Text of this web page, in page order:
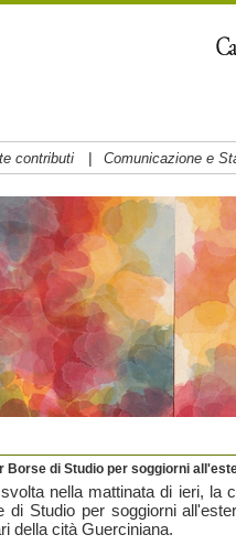
contributi | Comunicazione e
Borse di Studio per soggiorni
nella mattinata di ieri, la
di Studio per soggiorni
della cità Guerciniana.